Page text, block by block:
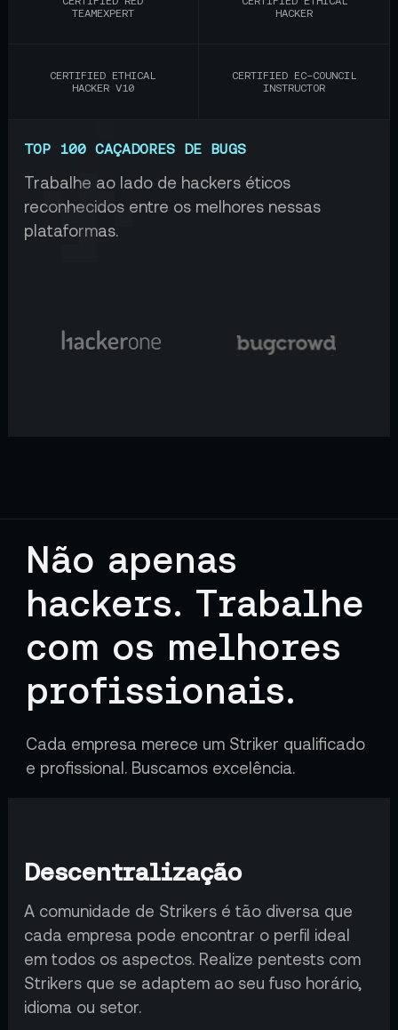
TEAMEXPERT
HACKER
CERTIFIED ETHICAL
HACKER V10
CERTIFIED EC-COUNCIL
INSTRUCTOR
TOP 100 CAÇADORES DE BUGS
Trabalhe ao lado de hackers éticos
reconhecidos entre os melhores nessas
plataformas.
Não apenas
hackers. Trabalhe
com os melhores
profissionais.
Cada empresa merece um Striker qualificado
e profissional. Buscamos excelência.
Descentralização
A comunidade de Strikers é tão diversa que
cada empresa pode encontrar o perfil ideal
em todos os aspectos. Realize pentests com
Strikers que se adaptem ao seu fuso horário,
idioma ou setor.